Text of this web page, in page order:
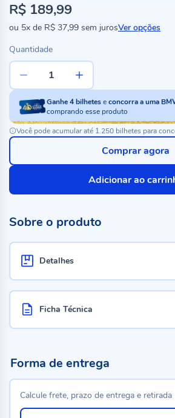
R$ 189,99
ou 5x de R$ 37,99 sem jurosVer opções
Quantidade
Ganhe4bilheteseconcorra a uma
comprando esse produto
Você pode acumular até 1.250 bilhetes para
Adicionar ao
Comprar agora
Sobre o produto
Detalhes
Ficha Técnica
Forma de entrega
Calcule frete, prazo de entrega e retirada